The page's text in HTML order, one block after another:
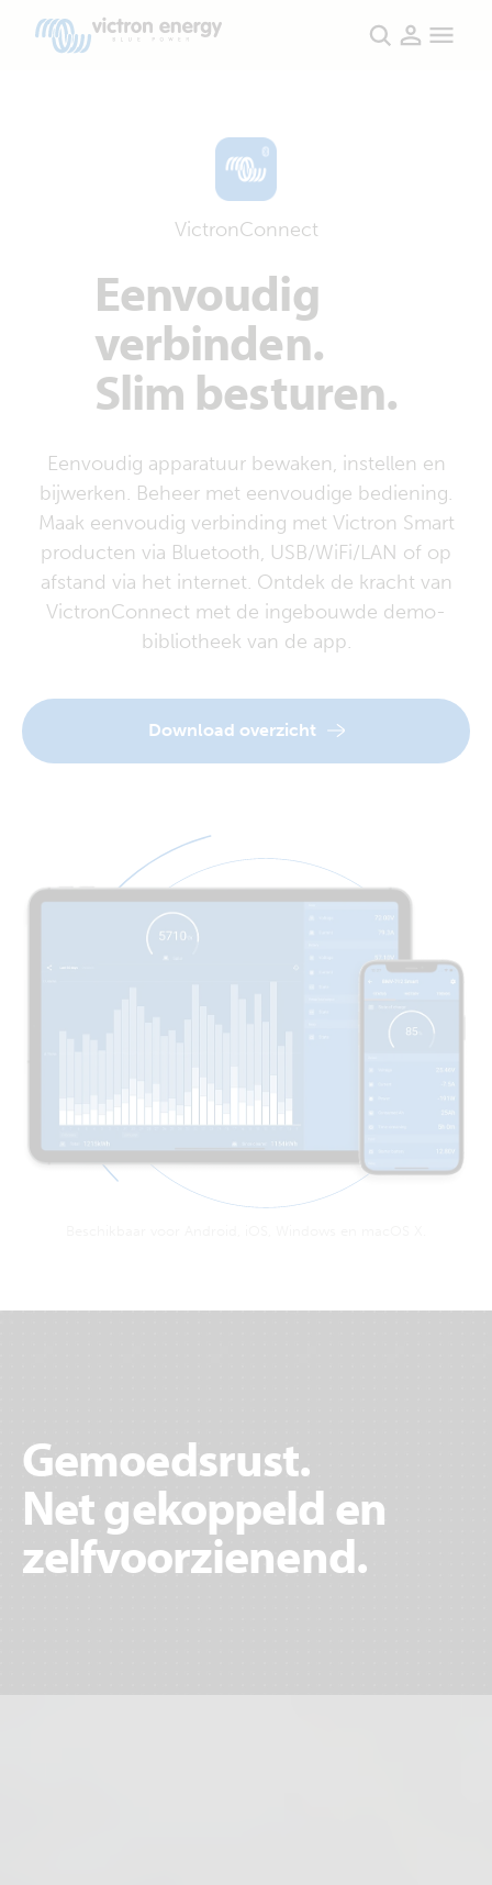
VictronConnect
Eenvoudig
verbinden.
Slim besturen.
Eenvoudig apparatuur bewaken, instellen en
bijwerken. Beheer met eenvoudige bediening.
Maak eenvoudig verbinding met Victron Smart
producten via Bluetooth, USB/WiFi/LAN of op
afstand via het internet. Ontdek de kracht van
VictronConnect met de ingebouwde demo-
bibliotheek van de app.
Download overzicht
Gemoedsrust.
Net gekoppeld en
zelfvoorzienend.